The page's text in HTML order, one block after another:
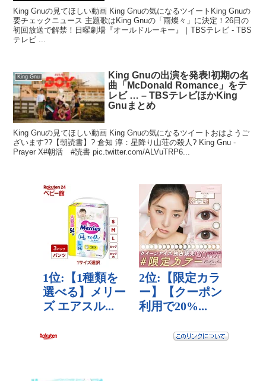
King Gnuの見てほしい動画 King Gnuの気になるツイートKing Gnuの
要チェックニュース 主題歌はKing Gnuの「雨燦々」に決定！26日の
初回放送で解禁！日曜劇場『オールドルーキー』｜TBSテレビ - TBS
テレビ ...
King Gnu
King Gnuの出演を発表!初期の名
曲「McDonald Romance」をテ
レビ … – TBSテレビほかKing
Gnuまとめ
King Gnuの見てほしい動画 King Gnuの気になるツイートおはようご
ざいます??【朝読書】? 倉知 淳：星降り山荘の殺人? King Gnu -
Prayer X#朝活 #読書 pic.twitter.com/ALVuTRP6...